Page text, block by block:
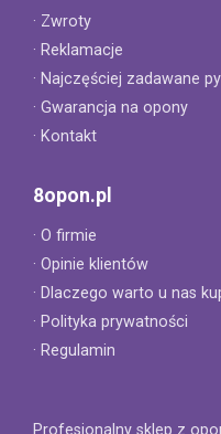
· Zwroty
· Reklamacje
· Najczęściej zadawane
· Gwarancja na opony
· Kontakt
8opon.pl
· O firmie
· Opinie klientów
· Dlaczego warto u nas
· Polityka prywatności
· Regulamin
Profesjonalny sklep z